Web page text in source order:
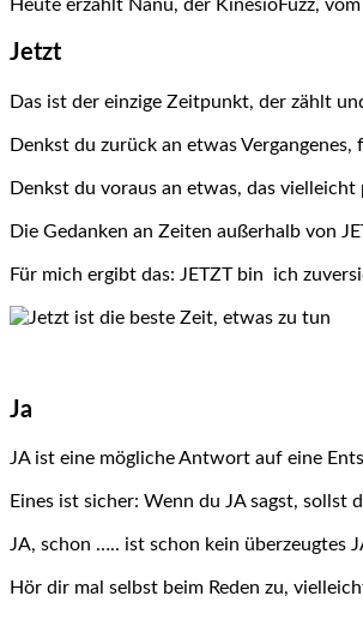
Heute erzählt Nanu, der KinesioFuzz,
Jetzt
Das ist der einzige Zeitpunkt, der zählt
Denkst du zurück an etwas
Denkst du voraus an etwas, das
Die Gedanken an Zeiten außerhalb von
Für mich ergibt das: JETZT bin ich
Ja
JA ist eine mögliche Antwort auf eine
Eines ist sicher: Wenn du JA sagst, sollst
JA, schon ….. ist schon kein überzeugtes
Hör dir mal selbst beim Reden zu,